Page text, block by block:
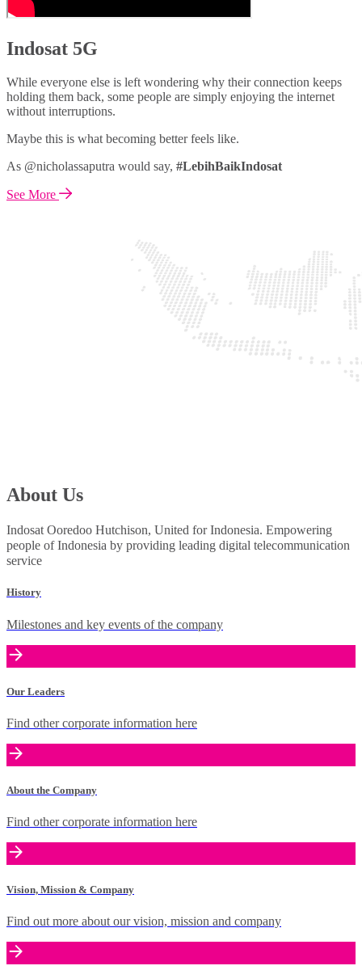
Indosat 5G
While everyone else is left wondering why their connection keeps
holding them back, some people are simply enjoying the internet
without interruptions.
Maybe this is what becoming better feels like.
As @nicholassaputra would say, #LebihBaikIndosat
See More
About Us
Indosat Ooredoo Hutchison, United for Indonesia. Empowering
people of Indonesia by providing leading digital telecommunication
service
History
Milestones and key events of the company
Our Leaders
Find other corporate information here
About the Company
Find other corporate information here
Vision, Mission & Company
Find out more about our vision, mission and company